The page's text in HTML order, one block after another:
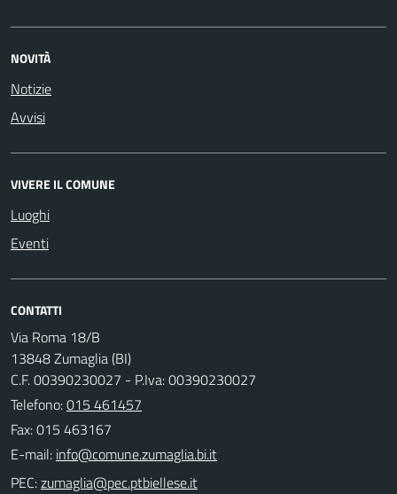
NOVITÀ
Notizie
Avvisi
VIVERE IL COMUNE
Luoghi
Eventi
CONTATTI
Via Roma 18/B
13848 Zumaglia (BI)
C.F. 00390230027 - P.Iva: 00390230027
Telefono:015 461457
Fax: 015 463167
E-mail:
PEC: